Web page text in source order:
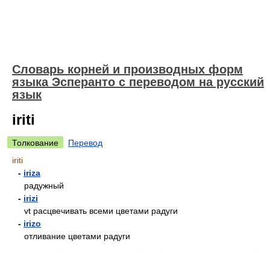
Словарь корней и производных форм
языка Эсперанто с переводом на русский
язык
iriti
Толкование
Перевод
iriti
- iriza
радужный
- irizi
vt расцвечивать всеми цветами радуги
- irizo
отливание цветами радуги